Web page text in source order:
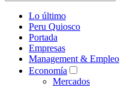
Lo último
Peru Quiosco
Portada
Empresas
Management & Empleo
Economía
Mercados